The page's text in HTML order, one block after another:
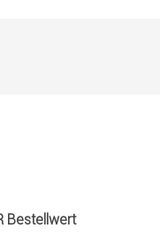
Bestellwert